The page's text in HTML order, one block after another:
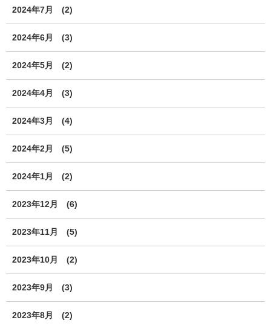
2024年7月 (2)
2024年6月 (3)
2024年5月 (2)
2024年4月 (3)
2024年3月 (4)
2024年2月 (5)
2024年1月 (2)
2023年12月 (6)
2023年11月 (5)
2023年10月 (2)
2023年9月 (3)
2023年8月 (2)